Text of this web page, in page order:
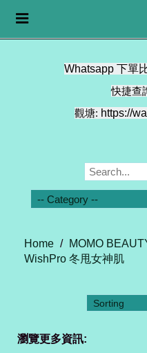
Whatsapp 下單
快捷查
觀塘: https://
Toggle
Home / MOMO
WishPro 冬甩女神肌
瀏覽更多資訊: